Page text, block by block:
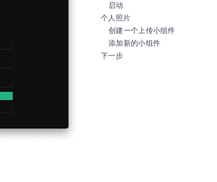
启动
个人照片
创建一个上传小组件
添加新的小组件
下一步